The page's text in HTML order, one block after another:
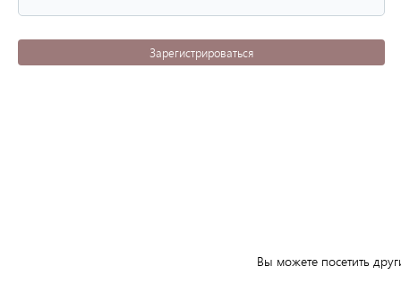
Вы можете посетить
Зарегистрироваться